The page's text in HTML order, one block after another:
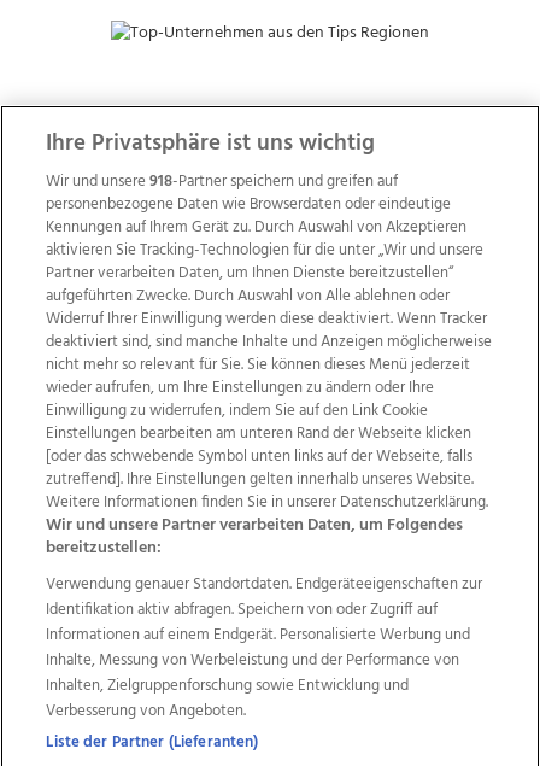
ZUR NACHRICHTENÜBERSICHT
Wir über uns Mediadaten Kontakt
Jobs
Datenschutz
Impressum
AGB Anzeigekunden
AGB Website
Ehrenkodex Politische Werbung
Weitere Angebote des Medienhauses Wimmer
TV1 di-mog-i.at OÖNow
Ischler Woche
Life Radio
OÖNachrichten
OÖN Immobilien
OÖN Karriere
OÖN Reise
Promenaden Galerien
Regionaljobs
wasistlos.at
Ihre Privatsphäre ist uns wichtig
Wir und unsere918-Partner speichern und greifen auf
personenbezogene Daten wie Browserdaten oder eindeutige
Kennungen auf Ihrem Gerät zu. Durch Auswahl von Akzeptieren
aktivieren Sie Tracking-Technologien für die unter „Wir und unsere
Partner verarbeiten Daten, um Ihnen Dienste bereitzustellen“
aufgeführten Zwecke. Durch Auswahl von Alle ablehnen oder
Widerruf Ihrer Einwilligung werden diese deaktiviert. Wenn Tracker
deaktiviert sind, sind manche Inhalte und Anzeigen möglicherweise
nicht mehr so relevant für Sie. Sie können dieses Menü jederzeit
wieder aufrufen, um Ihre Einstellungen zu ändern oder Ihre
Einwilligung zu widerrufen, indem Sie auf den Link Cookie
Einstellungen bearbeiten am unteren Rand der Webseite klicken
[oder das schwebende Symbol unten links auf der Webseite, falls
zutreffend]. Ihre Einstellungen gelten innerhalb unseres Website.
Weitere Informationen finden Sie in unserer Datenschutzerklärung.
Wir und unsere Partner verarbeiten Daten, um Folgendes
bereitzustellen:
Verwendung genauer Standortdaten. Endgeräteeigenschaften zur
Identifikation aktiv abfragen. Speichern von oder Zugriff auf
Informationen auf einem Endgerät. Personalisierte Werbung und
Inhalte, Messung von Werbeleistung und der Performance von
Inhalten, Zielgruppenforschung sowie Entwicklung und
Verbesserung von Angeboten.
Liste der Partner (Lieferanten)